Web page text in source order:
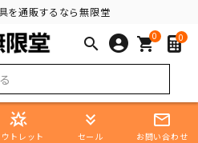
を通販するなら無限堂
search 0
shopping_cart 0
star_shine
トレット
keyboard_double_arrow_down
セール
mail_outline
お問い合わせ